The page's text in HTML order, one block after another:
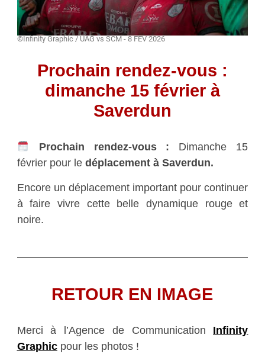
©Infinity Graphic / UAG vs SCM - 8 FEV 2026
Prochain rendez-vous :
dimanche 15 février à
Saverdun
Prochain rendez-vous : Dimanche 15
février pour le déplacement à Saverdun.
Encore un déplacement important pour continuer
à faire vivre cette belle dynamique rouge et
noire.
RETOUR EN IMAGE
Merci à l’Agence de Communication Infinity
Graphicpour les photos !